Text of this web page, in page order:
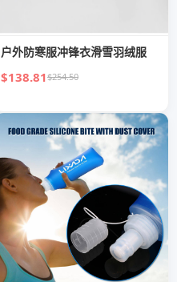
户外防寒服冲锋衣滑雪羽绒服
$138.81$254.50